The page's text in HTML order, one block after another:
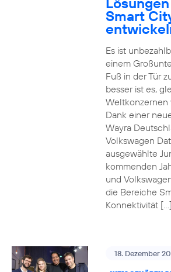
Smart
Es ist
einem
Fuß in der Tür
besser ist es,
Weltkonzernen
Dank einer
Wayra
Volkswagen
ausgewählte
kommenden
und
die Bereiche
Konnektivität […]
18. Dezember